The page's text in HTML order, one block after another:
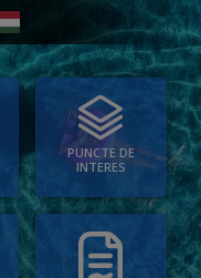
PUNCTE DE
INTERES